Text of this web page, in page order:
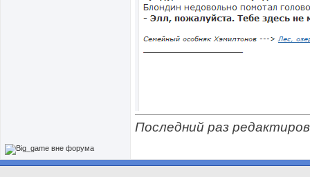
Последний раз